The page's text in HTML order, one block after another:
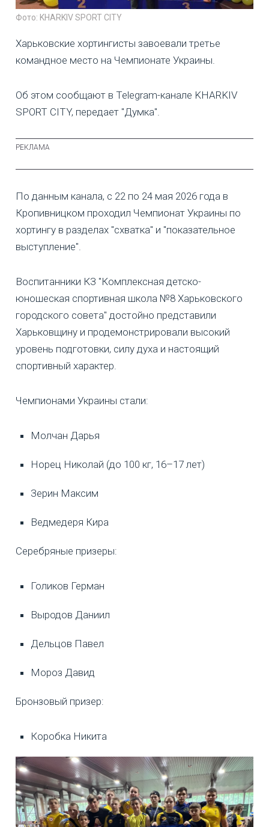
Фото: KHARKIV SPORT CITY
Харьковские хортингисты завоевали третье
командное место на Чемпионате Украины.
Об этом сообщают в Telegram-канале KHARKIV
SPORT CITY, передает "Думка".
По данным канала, с 22 по 24 мая 2026 года в
Кропивницком проходил Чемпионат Украины по
хортингу в разделах "схватка" и "показательное
выступление".
Воспитанники КЗ "Комплексная детско-
юношеская спортивная школа №8 Харьковского
городского совета" достойно представили
Харьковщину и продемонстрировали высокий
уровень подготовки, силу духа и настоящий
спортивный характер.
Чемпионами Украины стали:
Молчан Дарья
Норец Николай (до 100 кг, 16–17 лет)
Зерин Максим
Ведмедеря Кира
Серебряные призеры:
Голиков Герман
Выродов Даниил
Дельцов Павел
Мороз Давид
Бронзовый призер:
Коробка Никита